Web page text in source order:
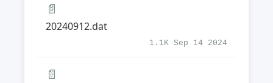
📄
20240912.dat
1.1K Sep 14 2024
📄